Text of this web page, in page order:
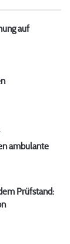
auf
ambulante
Prüfstand: